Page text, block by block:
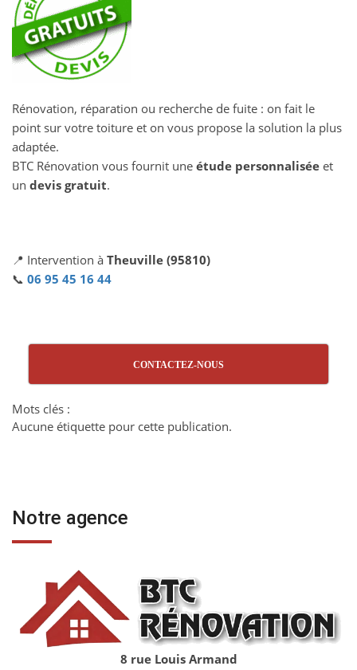
Rénovation, réparation ou recherche de fuite : on fait le
point sur votre toiture et on vous propose la solution la plus
adaptée.
BTC Rénovation vous fournit une étude personnalisée et
un devis gratuit.
📍 Intervention à Theuville (95810)
📞 06 95 45 16 44
CONTACTEZ-NOUS
Mots clés :
Aucune étiquette pour cette publication.
Notre agence
8 rue Louis Armand